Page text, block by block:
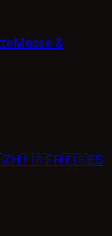
Messe &
ZH🇫🇷FR🇪🇸ES